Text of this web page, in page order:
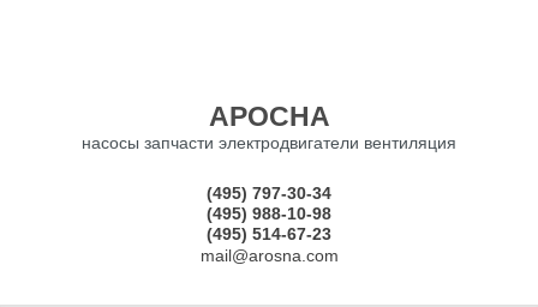
АРОСНА
насосы запчасти электродвигатели вентиляция
(495) 797-30-34
(495) 988-10-98
(495) 514-67-23
mail@arosna.com